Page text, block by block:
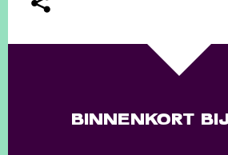
BINNENKORT